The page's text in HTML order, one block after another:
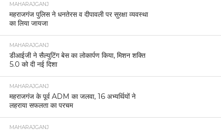
MAHARAJGANJ
महराजगंज पुलिस ने धनतेरस व दीपावली पर सुरक्षा व्यवस्था
का लिया जायजा
MAHARAJGANJ
डीआईजी ने सैल्युटिंग बेस का लोकार्पण किया, मिशन शक्ति
5.0 को दी नई दिशा
MAHARAJGANJ
महराजगंज के पूर्व ADM का जलवा, 16 अभ्यर्थियों ने
लहराया सफलता का परचम
MAHARAJGANJ